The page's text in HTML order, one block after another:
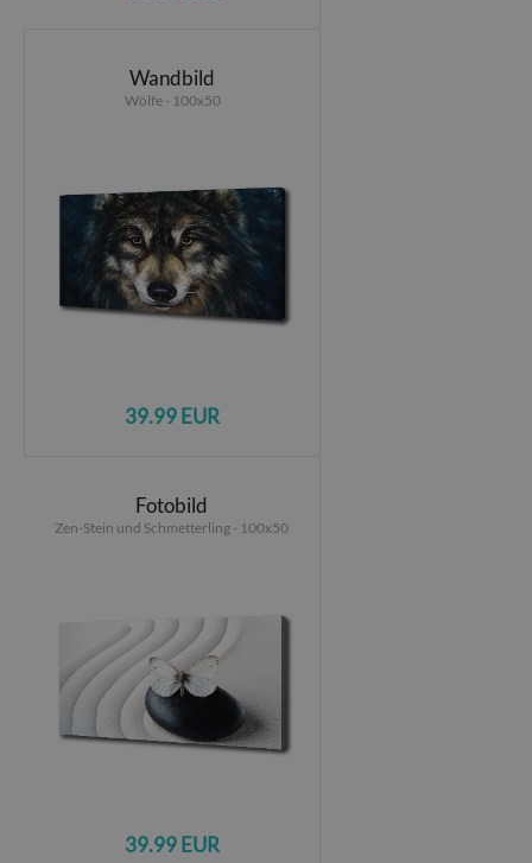
Wandbild
Wölfe - 100x50
39.99 EUR
Fotobild
Zen-Stein und Schmetterling - 100x50
39.99 EUR